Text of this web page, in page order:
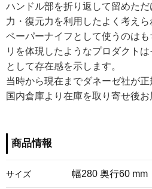
ハンドル部を折り返して留めた
力・復元力を利用したよく考えら
ペーパーナイフとして使うのは
リを体現したようなプロダクト
として存在感を示します。
当時から現在までダネーゼ社が正
国内倉庫より在庫を取り寄せ後お
商品情報
サイズ 幅280 奥行60 mm